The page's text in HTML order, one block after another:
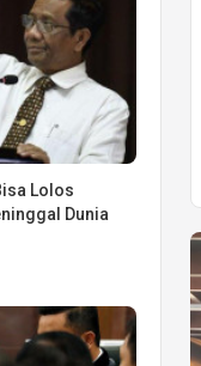
Lolos
Dunia